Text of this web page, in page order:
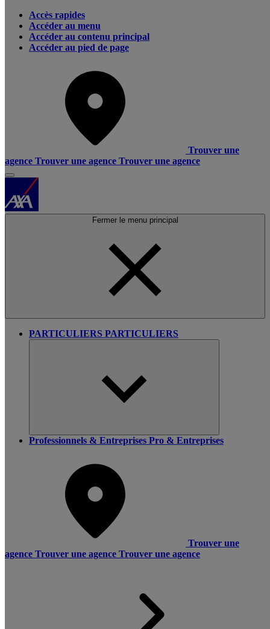
Accès rapides
Accéder au menu
Accéder au contenu principal
Accéder au pied de page
Trouver une
agence Trouver une agence Trouver une agence
Fermer le menu principal
PARTICULIERS PARTICULIERS
Professionnels & Entreprises Pro & Entreprises
Trouver une
agence Trouver une agence Trouver une agence